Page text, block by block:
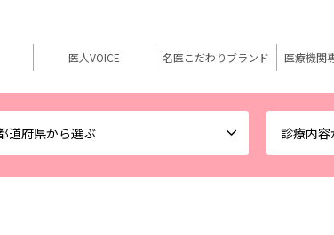
道府県から選ぶ 診療内
医人VOICE 名医こだわりブランド 医療機関